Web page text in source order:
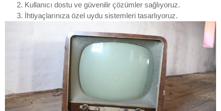
Kullanıcı dostu ve güvenilir çözümler sağlıyoruz.
İhtiyaçlarınıza özel uydu sistemleri tasarlıyoruz.